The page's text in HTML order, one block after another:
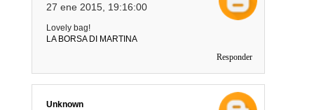
27 ene 2015, 19:16:00
Lovely bag!
LA BORSA DI MARTINA
Responder
Unknown